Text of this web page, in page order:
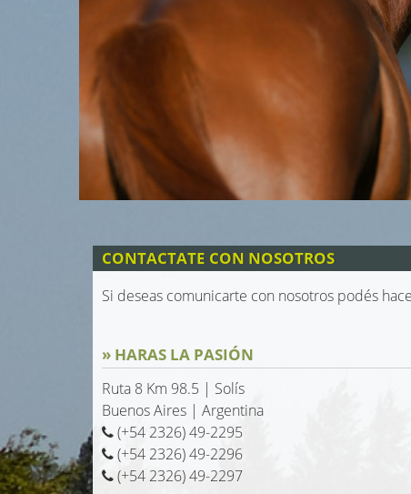
CONTACTATE CON NOSOTROS
Si deseas comunicarte con nosotros podés
» HARAS LA PASIÓN
Ruta 8 Km 98.5 | Solís
Buenos Aires | Argentina
(+54 2326) 49-2295
(+54 2326) 49-2296
(+54 2326) 49-2297